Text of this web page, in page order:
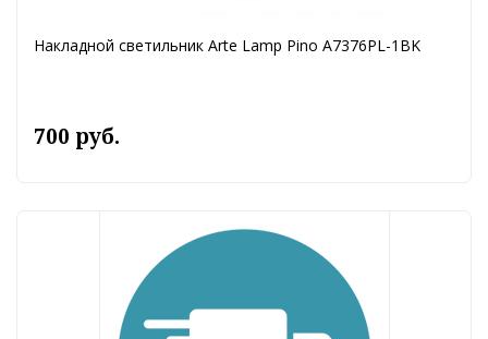
Накладной светильник Arte Lamp Pino A7376PL-1BK
700 руб.